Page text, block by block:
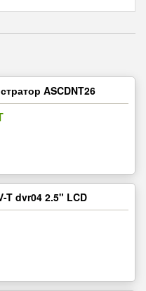
ASCDNT26
T dvr04 2.5" LCD